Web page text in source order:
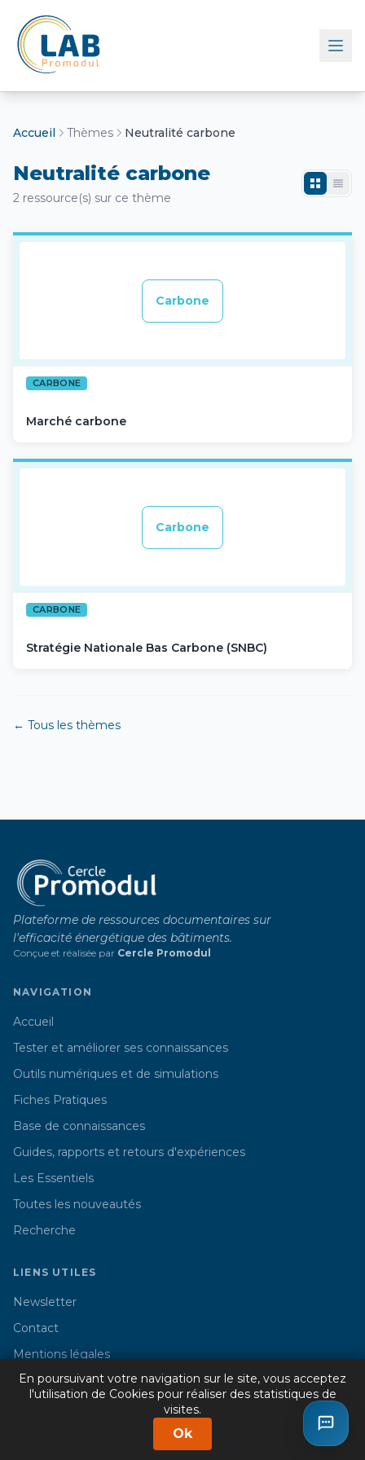
Retour à l'accueil
Accueil Thèmes Neutralité carbone
Neutralité carbone
2 ressource(s) sur ce thème
Carbone
CARBONE
Marché carbone
Carbone
CARBONE
Stratégie Nationale Bas Carbone (SNBC)
← Tous les thèmes
Plateforme de ressources documentaires sur
l'efficacité énergétique des bâtiments.
Conçue et réalisée par Cercle Promodul
NAVIGATION
Accueil
Tester et améliorer ses connaissances
Outils numériques et de simulations
Fiches Pratiques
Base de connaissances
Guides, rapports et retours d'expériences
Les Essentiels
Toutes les nouveautés
Recherche
LIENS UTILES
Newsletter
Contact
Mentions légales
© 2026 Cercle Promodul - Tous droits réservés
En poursuivant votre navigation sur le site, vous acceptez
l'utilisation de Cookies pour réaliser des statistiques de
visites.
Ok